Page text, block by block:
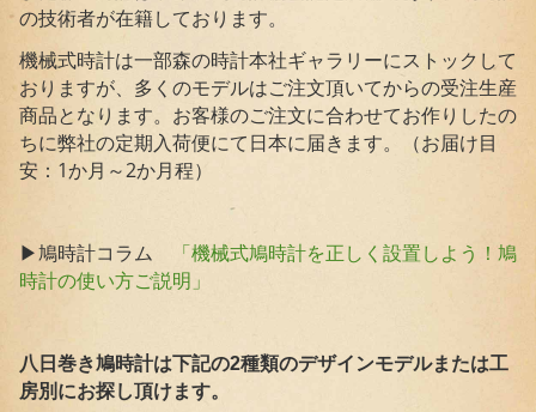
の技術者が在籍しております。
機械式時計は一部森の時計本社ギャラリーにストックして
おりますが、多くのモデルはご注文頂いてからの受注生産
商品となります。お客様のご注文に合わせてお作りしたの
ちに弊社の定期入荷便にて日本に届きます。（お届け目
安：1か月～2か月程）
▶鳩時計コラム
「機械式鳩時計を正しく設置しよう！鳩
時計の使い方ご説明」
八日巻き鳩時計は下記の2種類のデザインモデルまたは工
房別にお探し頂けます。